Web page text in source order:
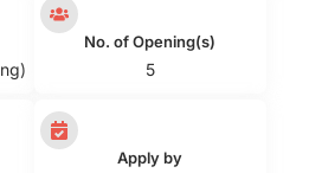
No. of Opening(s)
5
Apply by